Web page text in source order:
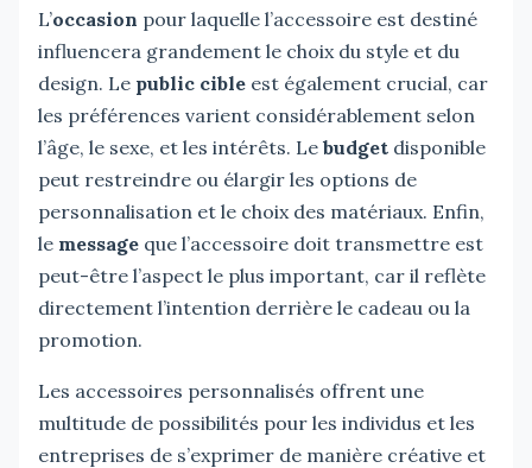
L’occasion pour laquelle l’accessoire est destiné
influencera grandement le choix du style et du
design. Le public cible est également crucial, car
les préférences varient considérablement selon
l’âge, le sexe, et les intérêts. Le budget disponible
peut restreindre ou élargir les options de
personnalisation et le choix des matériaux. Enfin,
le message que l’accessoire doit transmettre est
peut-être l’aspect le plus important, car il reflète
directement l’intention derrière le cadeau ou la
promotion.
Les accessoires personnalisés offrent une
multitude de possibilités pour les individus et les
entreprises de s’exprimer de manière créative et